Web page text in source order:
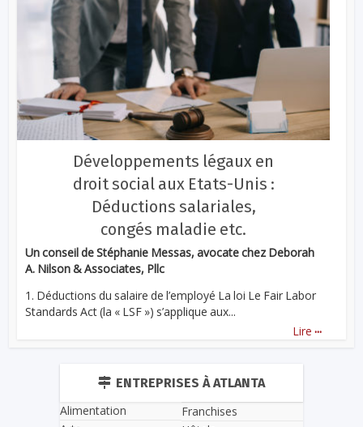
Développements légaux en
droit social aux Etats-Unis :
Déductions salariales,
congés maladie etc.
Un conseil de Stéphanie Messas, avocate chez Deborah
A. Nilson & Associates, Pllc
1. Déductions du salaire de l’employé La loi Le Fair Labor
Standards Act (la « LSF ») s’applique aux...
Lire ...
ENTREPRISES À ATLANTA
Alimentation
Franchises